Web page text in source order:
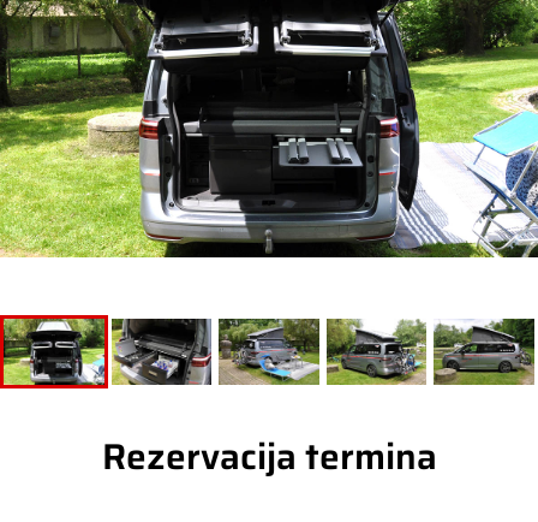
Rezervacija termina